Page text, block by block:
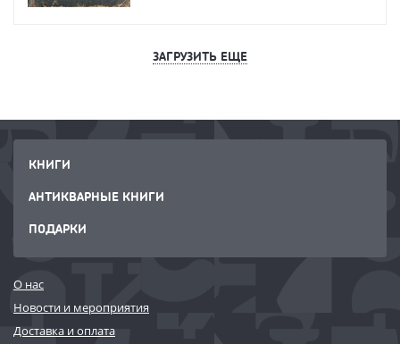
ЗАГРУЗИТЬ ЕЩЕ
КНИГИ
АНТИКВАРНЫЕ КНИГИ
ПОДАРКИ
О нас
Новости и мероприятия
Доставка и оплата